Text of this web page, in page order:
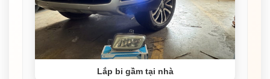
Lắp bi gầm tại nhà